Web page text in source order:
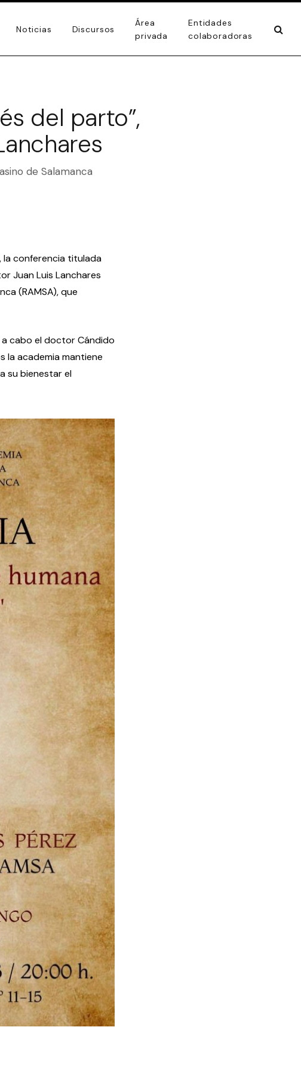
Noticias Discursos
Área
privada
Entidades
colaboradoras
del parto”,
de Salamanca
la conferencia titulada
Juan Luis Lanchares
(RAMSA), que
cabo el doctor Cándido
la academia mantiene
su bienestar el